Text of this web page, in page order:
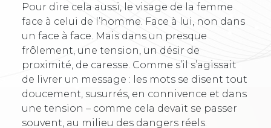
Pour dire cela aussi, le visage de la femme
face à celui de l’homme. Face à lui, non dans
un face à face. Mais dans un presque
frôlement, une tension, un désir de
proximité, de caresse. Comme s’il s’agissait
de livrer un message : les mots se disent tout
doucement, susurrés, en connivence et dans
une tension – comme cela devait se passer
souvent, au milieu des dangers réels.